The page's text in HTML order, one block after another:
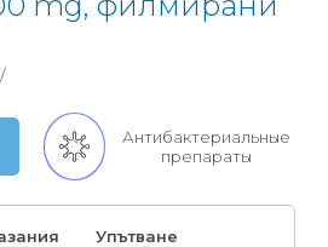
Антибактериальные
препараты
Упътване